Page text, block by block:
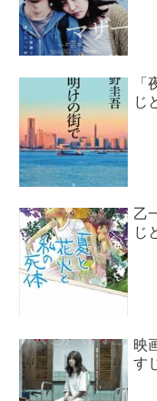
じ
乙
じ
映
す